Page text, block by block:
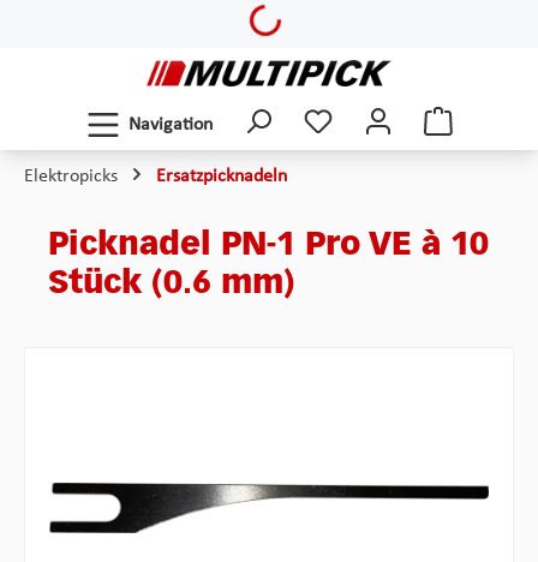
Loading...
Navigation
Elektropicks Ersatzpicknadeln
Picknadel PN-1 Pro VE à 10
Stück (0.6 mm)